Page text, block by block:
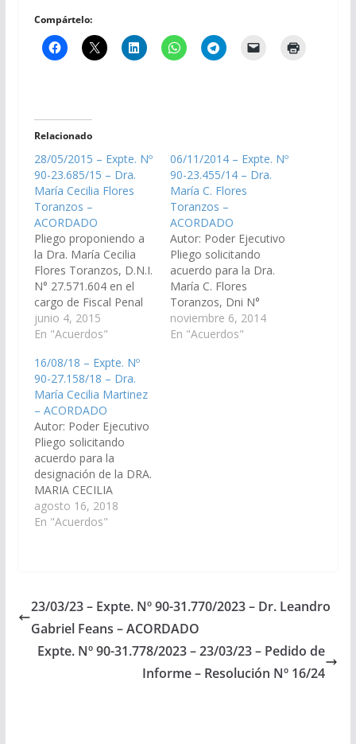
Compártelo:
Relacionado
28/05/2015 – Expte. Nº
90-23.685/15 – Dra.
María Cecilia Flores
Toranzos –
ACORDADO
Pliego proponiendo a
la Dra. María Cecilia
Flores Toranzos, D.N.I.
N° 27.571.604 en el
cargo de Fiscal Penal
de Violencia Familiar y
de Género del Distrito
conforme a lo previsto
en la Ley 7016.
Acordado el
02/07/2015
junio 4, 2015
En "Acuerdos"
06/11/2014 – Expte. Nº
90-23.455/14 – Dra.
María C. Flores
Toranzos –
ACORDADO
Autor: Poder Ejecutivo
Pliego solicitando
acuerdo para la Dra.
María C. Flores
Toranzos, Dni N°
27.571.604, en el cargo
de Fiscal Penal N° 7
noviembre 6, 2014
En "Acuerdos"
16/08/18 – Expte. Nº
90-27.158/18 – Dra.
María Cecilia Martinez
– ACORDADO
Autor: Poder Ejecutivo
Pliego solicitando
acuerdo para la
designación de la DRA.
MARIA CECILIA
MARTINEZ, D.N.I Nº
21.634.683, en el cargo
Comisión de Justicia,
Designaciones).
Acordado el
agosto 16, 2018
En "Acuerdos"
23/03/23 – Expte. Nº 90-31.770/2023 – Dr. Leandro
Gabriel Feans – ACORDADO
Expte. Nº 90-31.778/2023 – 23/03/23 – Pedido de
Informe – Resolución Nº 16/24